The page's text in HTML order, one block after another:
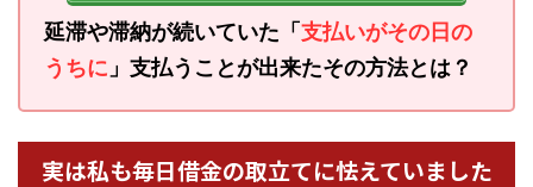
延滞や滞納が続いていた「 支払いがその日の
うちに 」支払うことが出来たその方法とは？
実は私も毎日借金の取立てに怯えていました